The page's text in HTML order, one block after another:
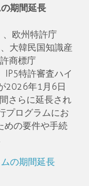
の期間延長
、欧州特許庁
、大韓民国知識産
商標庁
IP5特許審査ハイ
2026年1月6日
さらに延長され
プログラムにお
めの要件や手続
の期間延長